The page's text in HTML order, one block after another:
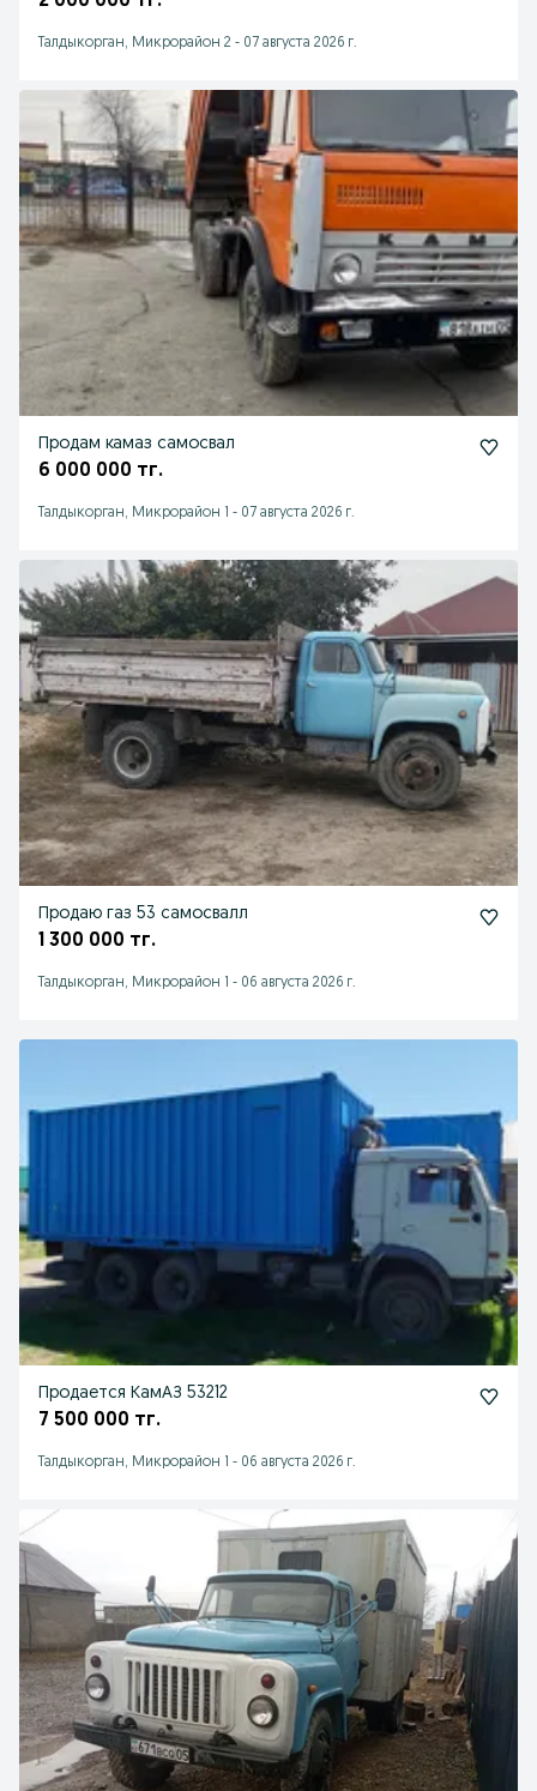
Талдыкорган, Микрорайон 2 - 07 августа 2026 г.
Продам камаз самосвал
6 000 000 тг.
Талдыкорган, Микрорайон 1 - 07 августа 2026 г.
Продаю газ 53 самосвалл
1 300 000 тг.
Талдыкорган, Микрорайон 1 - 06 августа 2026 г.
Продается КамАЗ 53212
7 500 000 тг.
Талдыкорган, Микрорайон 1 - 06 августа 2026 г.